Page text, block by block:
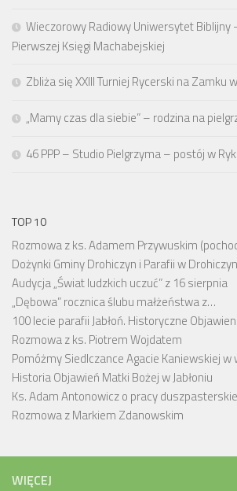
Wieczorowy Radiowy Uniwersytet Biblijny
Pierwszej Księgi Machabejskiej
Zbliża się XXIII Turniej Rycerski na Zamku
„Mamy czas dla siebie” – rodzina na
46 PPP – Studio Pielgrzyma – postój w
TOP 10
Rozmowa z ks. Adamem Przywuskim
Dożynki Gminy Drohiczyn i Parafii w
Audycja „Świat ludzkich uczuć” z 16 sierpnia
„Dębowa” rocznica ślubu małżeństwa z…
100 lecie parafii Jabłoń. Historyczne
Rozmowa z ks. Piotrem Wojdatem
Pomóżmy Siedlczance Agacie Kaniewskiej
Historia Objawień Matki Bożej w Jabłoniu
Ks. Adam Antonowicz o pracy
Rozmowa z Markiem Zdanowskim
WIĘCEJ